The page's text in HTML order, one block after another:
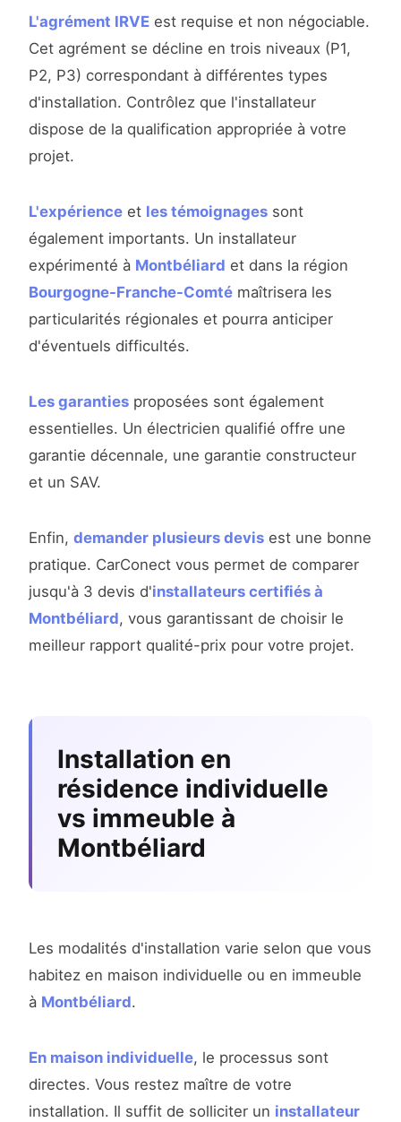
L'agrément IRVE est requise et non négociable.
Cet agrément se décline en trois niveaux (P1,
P2, P3) correspondant à différentes types
d'installation. Contrôlez que l'installateur
dispose de la qualification appropriée à votre
projet.
L'expérience et les témoignages sont
également importants. Un installateur
expérimenté à Montbéliard et dans la région
Bourgogne-Franche-Comté maîtrisera les
particularités régionales et pourra anticiper
d'éventuels difficultés.
Les garanties proposées sont également
essentielles. Un électricien qualifié offre une
garantie décennale, une garantie constructeur
et un SAV.
Enfin, demander plusieurs devis est une bonne
pratique. CarConect vous permet de comparer
jusqu'à 3 devis d'installateurs certifiés à
Montbéliard, vous garantissant de choisir le
meilleur rapport qualité-prix pour votre projet.
Installation en
résidence individuelle
vs immeuble à
Montbéliard
Les modalités d'installation varie selon que vous
habitez en maison individuelle ou en immeuble
à Montbéliard.
En maison individuelle, le processus sont
directes. Vous restez maître de votre
installation. Il suffit de solliciter un installateur